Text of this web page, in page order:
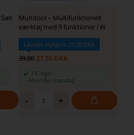
Sæt
Multitool – Multifunktionelt
værktøj med 9 funktioner i ét
Laveste stykpris: 27,50 DKK
39,00 27,50 DKK
På lager
Afsendes mandag
- +